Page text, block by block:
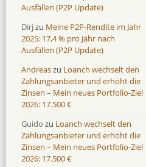
Ausfällen (P2P Update)
Dirjzu Meine P2P-Rendite im Jahr
2025: 17,4 % pro Jahr nach
Ausfällen (P2P Update)
Andreaszu Loanch wechselt den
Zahlungsanbieter und erhöht die
Zinsen – Mein neues Portfolio-Ziel
2026: 17.500 €
Guido zu Loanch wechselt den
Zahlungsanbieter und erhöht die
Zinsen – Mein neues Portfolio-Ziel
2026: 17.500 €